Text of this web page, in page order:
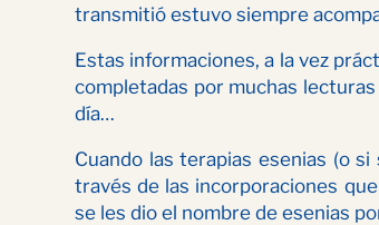
transmitió estuvo siempre
Estas informaciones, a la vez
completadas por muchas
día…
Cuando las terapias esenias (o
través de las incorporaciones
se les dio el nombre de esenias